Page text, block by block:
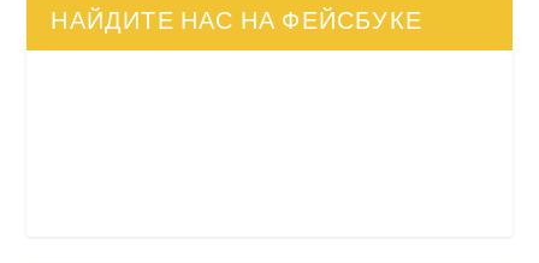
НАЙДИТЕ НАС НА ФЕЙСБУКЕ